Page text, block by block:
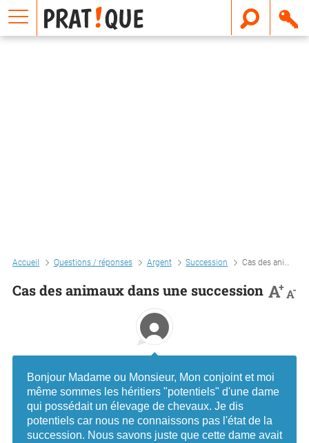
Accueil Questions / réponses Argent Succession Cas des animaux dans une succession
Cas des animaux dans une succession A+A-
Bonjour Madame ou Monsieur, Mon conjoint et moi
même sommes les héritiers "potentiels" d'une dame
qui possédait un élevage de chevaux. Je dis
potentiels car nous ne connaissons pas l'état de la
succession. Nous savons juste que cette dame avait
E
m
a